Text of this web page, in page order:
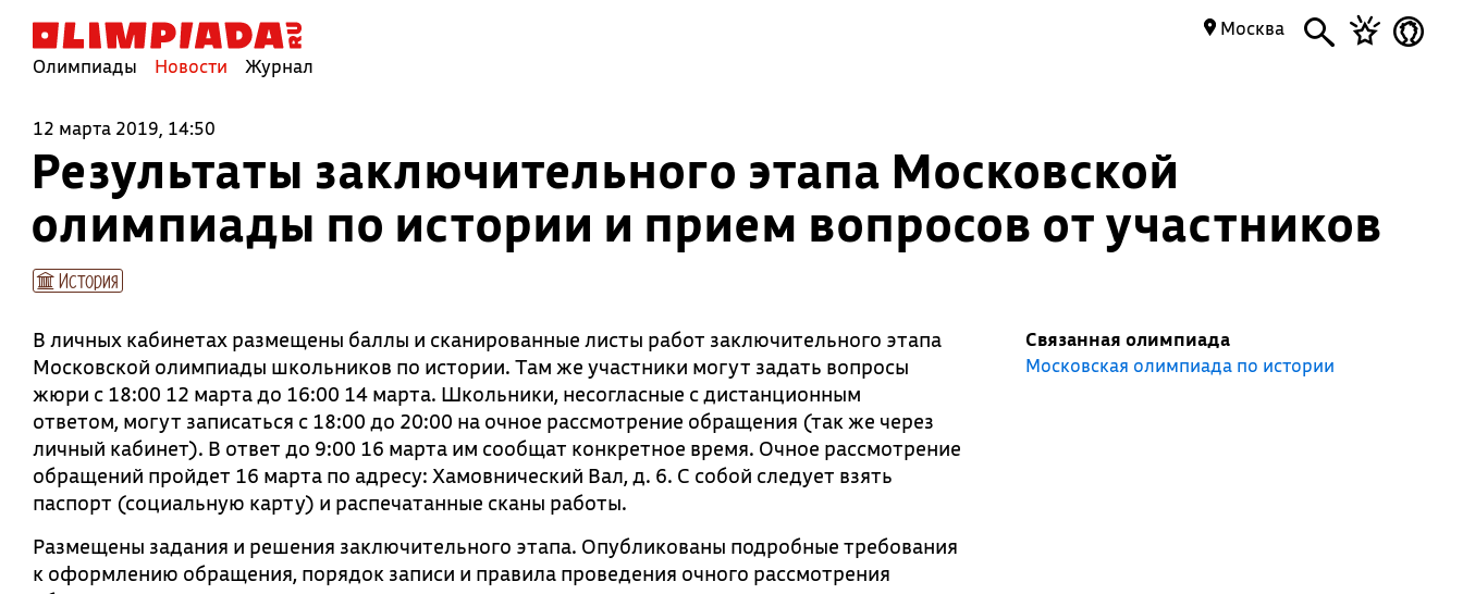
Олимпиады Новости Журнал
Москва
12 марта 2019, 14:50
Результаты заключительного этапа Московской
олимпиады по истории и прием вопросов от участников
История
В личных кабинетах размещены баллы и сканированные листы работ заключительного этапа
Московской олимпиады школьников по истории. Там же участники могут задать вопросы
жюри с 18:00 12 марта до 16:00 14 марта. Школьники, несогласные с дистанционным
ответом, могут записаться с 18:00 до 20:00 на очное рассмотрение обращения (так же через
личный кабинет). В ответ до 9:00 16 марта им сообщат конкретное время. Очное рассмотрение
обращений пройдет 16 марта по адресу: Хамовнический Вал, д. 6. С собой следует взять
паспорт (социальную карту) и распечатанные сканы работы.
Размещены задания и решения заключительного этапа. Опубликованы подробные требования
к оформлению обращения, порядок записи и правила проведения очного рассмотрения
Связанная олимпиада
Московская олимпиада по истории